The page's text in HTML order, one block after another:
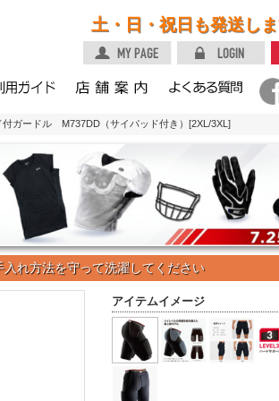
土・日・祝日も発送しま
ガードル M737DD（サイパッド付き）[2XL/3XL]
れ方法を守って洗濯してください
アイテムイメージ